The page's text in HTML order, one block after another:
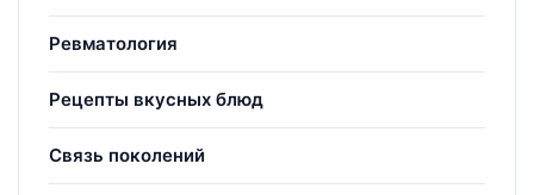
Ревматология
Рецепты вкусных блюд
Связь поколений